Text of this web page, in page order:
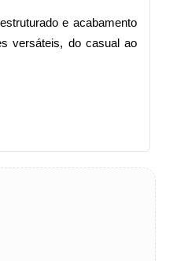
e acabamento
versáteis, do casual ao